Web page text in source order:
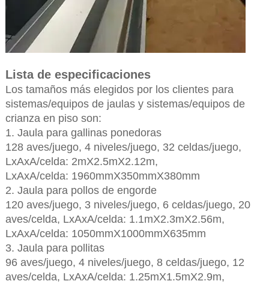
Lista de especificaciones
Los tamaños más elegidos por los clientes para
sistemas/equipos de jaulas y sistemas/equipos de
crianza en piso son:
1. Jaula para gallinas ponedoras
128 aves/juego, 4 niveles/juego, 32 celdas/juego,
LxAxA/celda: 2mX2.5mX2.12m,
LxAxA/celda: 1960mmX350mmX380mm
2. Jaula para pollos de engorde
120 aves/juego, 3 niveles/juego, 6 celdas/juego, 20
aves/celda, LxAxA/celda: 1.1mX2.3mX2.56m,
LxAxA/celda: 1050mmX1000mmX635mm
3. Jaula para pollitas
96 aves/juego, 4 niveles/juego, 8 celdas/juego, 12
aves/celda, LxAxA/celda: 1.25mX1.5mX2.9m,